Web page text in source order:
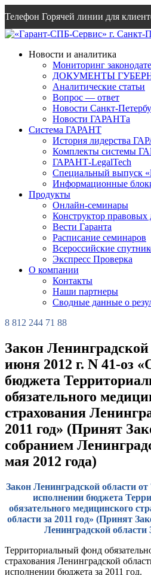
Телефон Горячей линии для
Emailinfo@garantsp.ru
Новости и аналитика
Мониторинг
ДОКУМЕНТЫ
Аналитические статьи
Вопрос — ответ
Новости Санкт-
Новости ГАРАНТа
Система ГАРАНТ
История лидерства
Комплекты системы
ГАРАНТ-LegalTech
Специальный выпуск
Информационные
Продукты
Онлайн-семинары
Конструктор правовых
Вести Гаранта
Расписание семинаров
Всероссийские
Экспресс Проверка
О компании
Контакты
Наши партнеры
Сводные данные о
8 812 244 71 88
Закон Ленинградской
июня 2012 г. N 41-оз
бюджета
обязательного
страхования
2011 год» (Принят
собранием
мая 2012 года)
Закон Ленинградской области
исполнении бюджета
обязательного медицинского
области за 2011 год» (Принят
Ленинградской области
Территориальный фонд
страхования Ленинградской
исполнении бюджета за 2011 год.